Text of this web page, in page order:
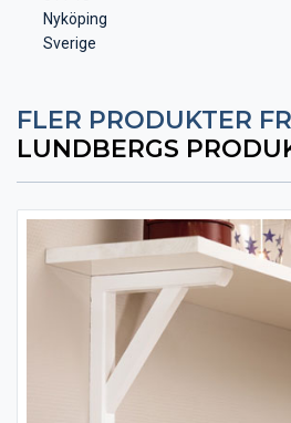
Nyköping
Sverige
FLER PRODUKTER
LUNDBERGS